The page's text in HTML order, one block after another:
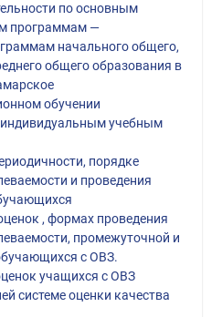
по основным
программам —
начального общего,
общего образования в
обучении
учебным
порядке
и проведения
, формах проведения
промежуточной и
с ОВЗ.
учащихся с ОВЗ
системе оценки качества